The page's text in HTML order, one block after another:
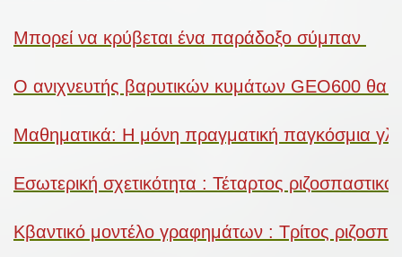
Μπορεί να κρύβεται ένα παράδοξο σύμπαν
Ο ανιχνευτής βαρυτικών κυμάτων GEO600 θα
Μαθηματικά: Η μόνη πραγματική παγκόσμια
Εσωτερική σχετικότητα : Τέταρτος
Κβαντικό μοντέλο γραφημάτων : Τρίτος